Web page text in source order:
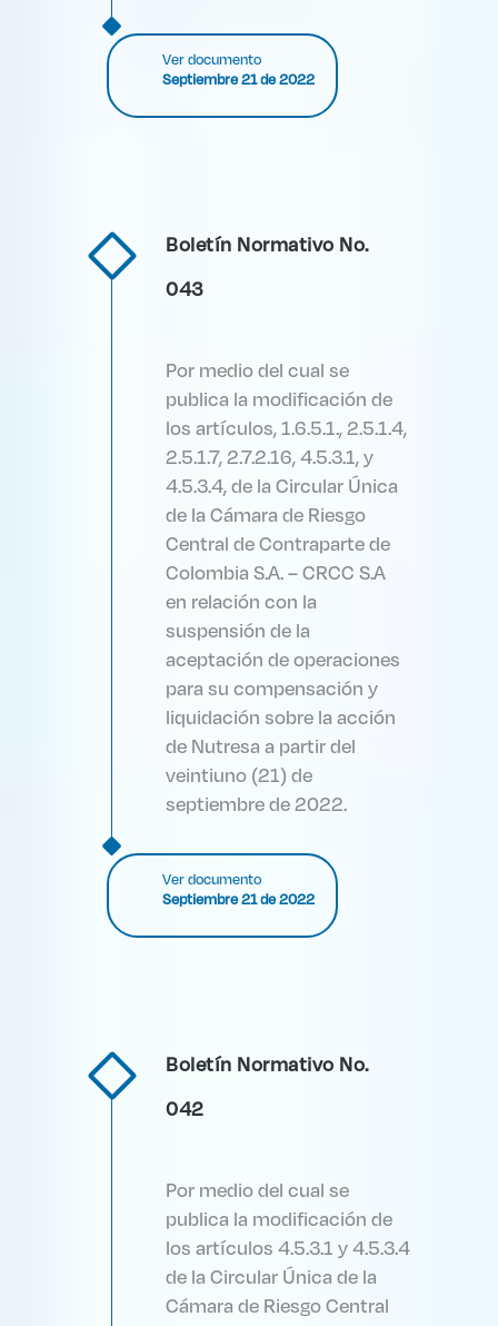
Ver documento
Septiembre 21 de 2022
Boletín Normativo No.
043
Por medio del cual se
publica la modificación de
los artículos, 1.6.5.1., 2.5.1.4,
2.5.1.7, 2.7.2.16, 4.5.3.1, y
4.5.3.4, de la Circular Única
de la Cámara de Riesgo
Central de Contraparte de
Colombia S.A. – CRCC S.A
en relación con la
suspensión de la
aceptación de operaciones
para su compensación y
liquidación sobre la acción
de Nutresa a partir del
veintiuno (21) de
septiembre de 2022.
Ver documento
Septiembre 21 de 2022
Boletín Normativo No.
042
Por medio del cual se
publica la modificación de
los artículos 4.5.3.1 y 4.5.3.4
de la Circular Única de la
Cámara de Riesgo Central